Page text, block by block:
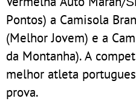
Pontos) a Camisola
(Melhor Jovem) e a
da Montanha). A
melhor atleta
prova.